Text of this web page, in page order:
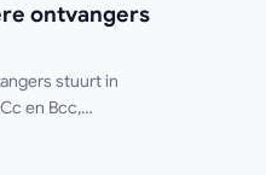
ontvangers
stuurt in
en Bcc,